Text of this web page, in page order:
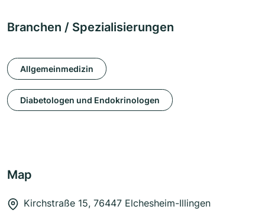
Branchen / Spezialisierungen
Allgemeinmedizin
Diabetologen und Endokrinologen
Map
Kirchstraße 15, 76447 Elchesheim-Illingen